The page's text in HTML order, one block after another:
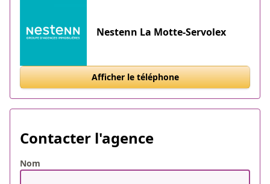
Nestenn La Motte-Servolex
Afficher le téléphone
Contacter l'agence
Nom